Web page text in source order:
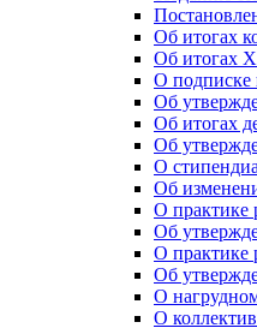
Об итогах
Об итогах
О подписке
Об
Об итогах
Об
О
Об
О практике
Об
О
Об
О
О